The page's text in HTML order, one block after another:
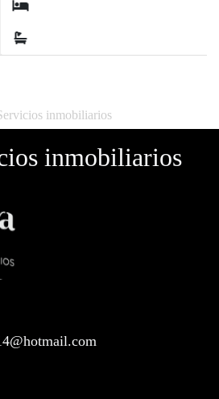
inmobiliarios
inmobiliarios